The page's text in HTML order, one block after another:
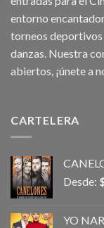
entorno
torneos deportivos
danzas. Nuestra
abiertos, ¡únete a
CARTELERA
Desde:
YO